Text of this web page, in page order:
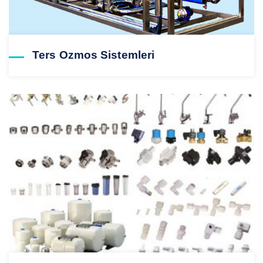
Ters Ozmos Sistemleri